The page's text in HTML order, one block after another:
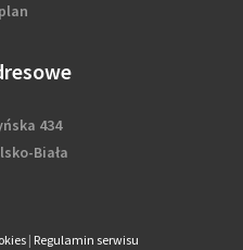
434
Biała
| Regulamin serwisu